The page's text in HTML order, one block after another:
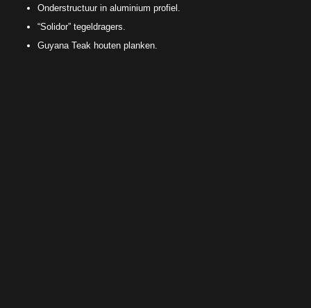
Onderstructuur in aluminium profiel.
“Solidor” tegeldragers.
Guyana Teak houten planken.